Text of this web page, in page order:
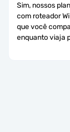
Sim, nossos
com roteador
que você
enquanto viaja